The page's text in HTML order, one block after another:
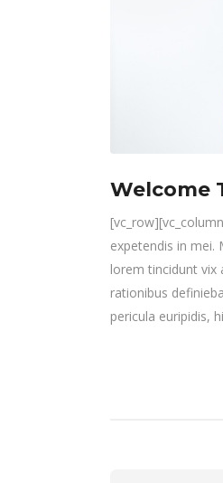
Welcome
expetendis in mei.
lorem tincidunt vix
rationibus
pericula euripidis,